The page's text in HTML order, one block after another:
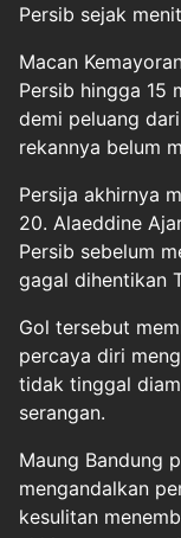
Persib sejak
Macan
Persib hingga 15
demi peluang
rekannya belum
Persija akhirnya
20. Alaeddine
Persib sebelum
gagal dihentikan
Gol tersebut
percaya diri
tidak tinggal
serangan.
Maung Bandung
mengandalkan
kesulitan